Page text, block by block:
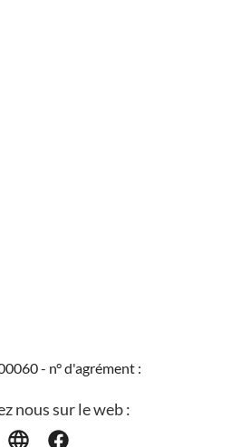
- n° d'agrément :
nous sur le web :